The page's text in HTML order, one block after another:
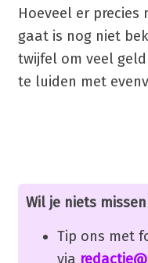
Hoeveel er
gaat is nog niet
twijfel om veel geld
te luiden met
Wil je niets
Tip ons met
via